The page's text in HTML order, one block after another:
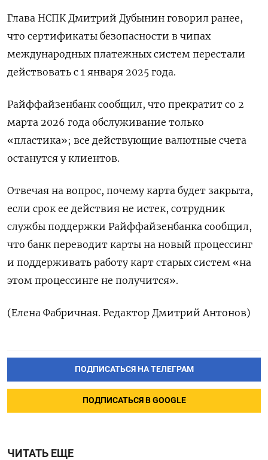
Глава НСПК Дмитрий Дубынин говорил ранее,
что сертификаты безопасности в чипах
международных платежных систем перестали
действовать с 1 января 2025 года.
Райффайзенбанк сообщил, что прекратит со 2
марта 2026 года обслуживание только
«пластика»; все действующие валютные ​счета
останутся у ⁠клиентов.
Отвечая на вопрос, почему карта будет закрыта,
если срок ее действия не ‌истек, сотрудник
службы поддержки Райффайзенбанка сообщил,
что банк ‌переводит карты на новый процессинг
и поддерживать работу карт ​старых систем «на
этом процессинге не получится».
(‌Елена Фабричная. Редактор Дмитрий Антонов)
ПОДПИСАТЬСЯ НА ТЕЛЕГРАМ
ПОДПИСАТЬСЯ В GOOGLE
ЧИТАТЬ ЕЩЕ